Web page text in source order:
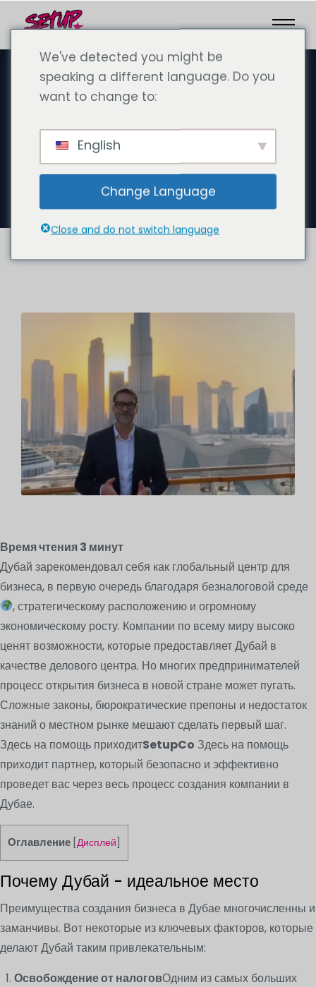
27 сентября 2024 года
Успешное создание компании в
Дубае с помощью SetupCo: ваш
путь к финансовой свободе
Время чтения3 минут
Дубай зарекомендовал себя как глобальный центр для
бизнеса, в первую очередь благодаря безналоговой среде
, стратегическому расположению и огромному
экономическому росту. Компании по всему миру высоко
ценят возможности, которые предоставляет Дубай в
качестве делового центра. Но многих предпринимателей
процесс открытия бизнеса в новой стране может пугать.
Сложные законы, бюрократические препоны и недостаток
знаний о местном рынке мешают сделать первый шаг.
Здесь на помощь приходитSetupCo Здесь на помощь
приходит партнер, который безопасно и эффективно
проведет вас через весь процесс создания компании в
Дубае.
Оглавление Дисплей
Почему Дубай - идеальное место
Преимущества создания бизнеса в Дубае многочисленны и
заманчивы. Вот некоторые из ключевых факторов, которые
делают Дубай таким привлекательным:
Освобождение от налоговОдним из самых больших
We've detected you might be
speaking a different language. Do you
want to change to:
English
Change Language
Close and do not switch language